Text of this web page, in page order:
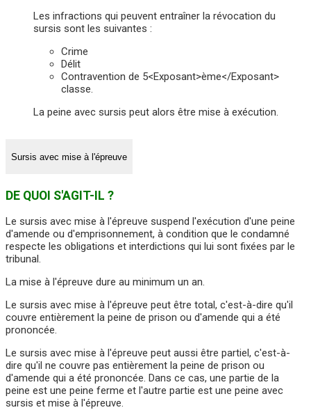
Les infractions qui peuvent entraîner la révocation du
sursis sont les suivantes :
Crime
Délit
Contravention de 5<Exposant>ème</Exposant>
classe.
La peine avec sursis peut alors être mise à exécution.
Sursis avec mise à l'épreuve
DE QUOI S'AGIT-IL ?
Le sursis avec mise à l'épreuve suspend l'exécution d'une peine
d'amende ou d'emprisonnement, à condition que le condamné
respecte les obligations et interdictions qui lui sont fixées par le
tribunal.
La mise à l'épreuve dure au minimum un an.
Le sursis avec mise à l'épreuve peut être total, c'est-à-dire qu'il
couvre entièrement la peine de prison ou d'amende qui a été
prononcée.
Le sursis avec mise à l'épreuve peut aussi être partiel, c'est-à-
dire qu'il ne couvre pas entièrement la peine de prison ou
d'amende qui a été prononcée. Dans ce cas, une partie de la
peine est une peine ferme et l'autre partie est une peine avec
sursis et mise à l'épreuve.